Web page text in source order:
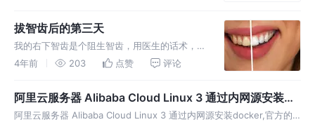
务，是ok的，但是如果把当前的链接复制出
来，在新标签页面打开，筛选就
拔智齿后的第三天
我的右下智齿是个阻生智齿，用医生的话术，就
是48阻生智齿。 也不是完全横着长，只是斜斜
47和48都会坏掉。 我对网上说的不是很敏感，
但是有段时间，牙龈确实肿
4年前 203 点赞 评论
阿里云服务器 Alibaba Cloud Linux 3 通过内网源安装
docker
阿里云服务器 Alibaba Cloud Linux 3 通过内网源安装docker,官方的